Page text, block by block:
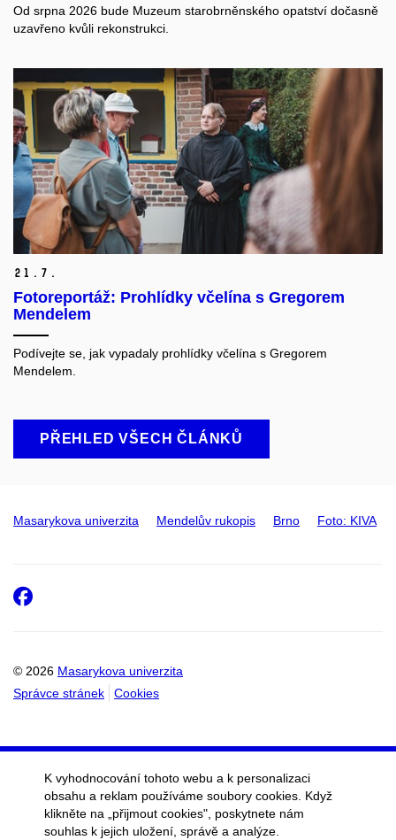
Od srpna 2026 bude Muzeum starobrněnského opatství dočasně
uzavřeno kvůli rekonstrukci.
21. 7.
Fotoreportáž: Prohlídky včelína s Gregorem
Mendelem
Podívejte se, jak vypadaly prohlídky včelína s Gregorem
Mendelem.
PŘEHLED VŠECH ČLÁNKŮ
Masarykova univerzita Mendelův rukopis Brno Foto: KIVA
© 2026 Masarykova univerzita
Správce stránek
Cookies
Facebook
K vyhodnocování tohoto webu a k personalizaci
obsahu a reklam používáme soubory cookies. Když
klikněte na „přijmout cookies", poskytnete nám
souhlas k jejich uložení, správě a analýze.